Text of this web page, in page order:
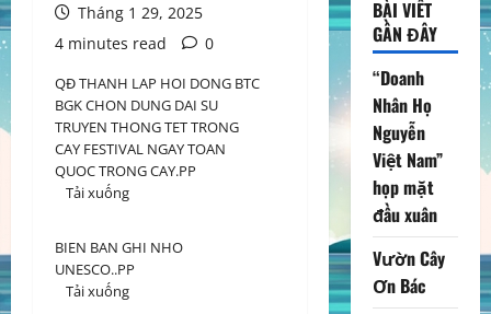
Tháng 1 29, 2025
4 minutes read
0
QĐ THANH LAP HOI DONG BTC
BGK CHON DUNG DAI SU
TRUYEN THONG TET TRONG
CAY FESTIVAL NGAY TOAN
QUOC TRONG CAY.PP
Tải xuống
BIEN BAN GHI NHO
UNESCO..PP
Tải xuống
BÀI VIẾT
GẦN ĐÂY
“Doanh
Nhân Họ
Nguyễn
Việt Nam”
họp mặt
đầu xuân
Vườn Cây
Ơn Bác